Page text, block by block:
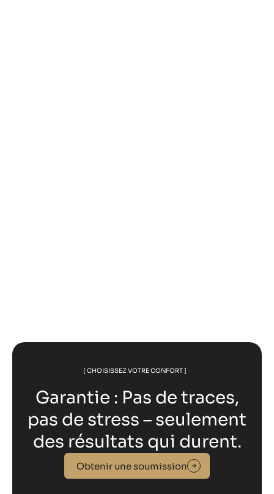
[ CHOISISSEZ VOTRE CONFORT ]
Garantie : Pas de traces,
pas de stress – seulement
des résultats qui durent.
Obtenir une soumission